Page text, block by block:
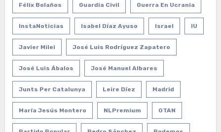
Félix Bolaños Guardia Civil Guerra En Ucrania
InstaNoticias Isabel Díaz Ayuso Israel IU
Javier Milei José Luis Rodríguez Zapatero
José Luis Ábalos José Manuel Albares
Junts Per Catalunya Leire Díez Madrid
María Jesús Montero NLPremium OTAN